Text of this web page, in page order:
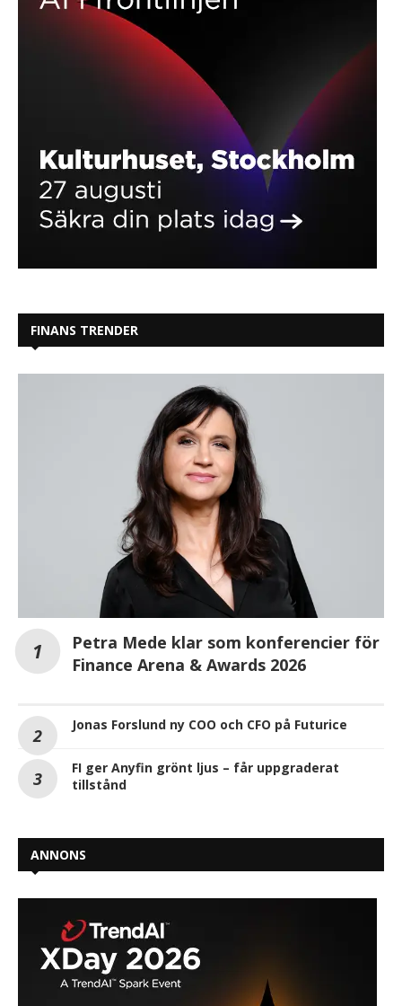
FINANS TRENDER
Petra Mede klar som konferencier för
Finance Arena & Awards 2026
Jonas Forslund ny COO och CFO på Futurice
FI ger Anyfin grönt ljus – får uppgraderat
tillstånd
ANNONS